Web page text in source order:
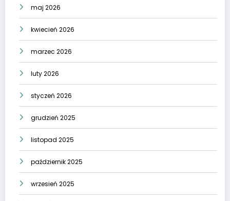
maj 2026
kwiecień 2026
marzec 2026
luty 2026
styczeń 2026
grudzień 2025
listopad 2025
październik 2025
wrzesień 2025